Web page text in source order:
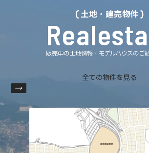
土地・建売物件
販売中の土地情報・モデルハウスのご紹
全ての物件を見る